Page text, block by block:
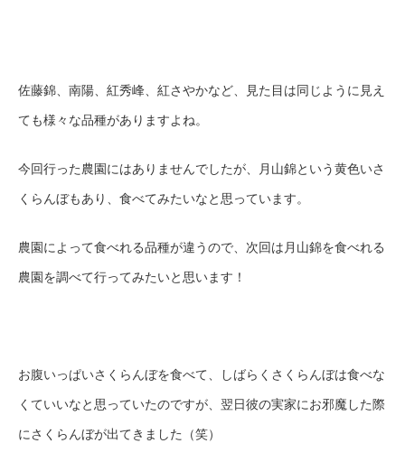
佐藤錦、南陽、紅秀峰、紅さやかなど、見た目は同じように見え
ても様々な品種がありますよね。
今回行った農園にはありませんでしたが、月山錦という黄色いさ
くらんぼもあり、食べてみたいなと思っています。
農園によって食べれる品種が違うので、次回は月山錦を食べれる
農園を調べて行ってみたいと思います！
お腹いっぱいさくらんぼを食べて、しばらくさくらんぼは食べな
くていいなと思っていたのですが、翌日彼の実家にお邪魔した際
にさくらんぼが出てきました（笑）